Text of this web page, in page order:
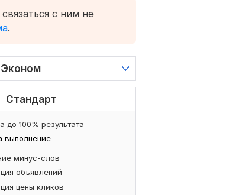
с ним не
.
Эконом
Стандарт
выполнение
до 100% результата
минус-слов
объявлений
цены кликов